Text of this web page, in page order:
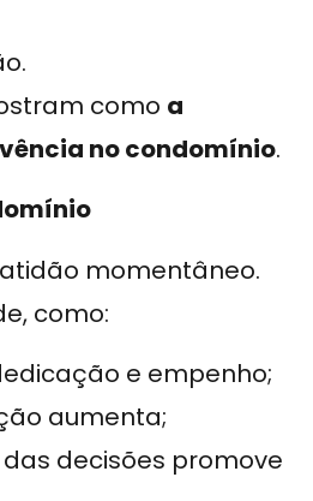
como a
no condomínio.
momentâneo.
como:
e empenho;
aumenta;
decisões promove